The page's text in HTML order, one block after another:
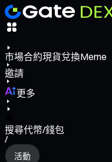
市場合約現貨兌換Meme
邀請
更多
搜尋代幣/錢包
/
活動